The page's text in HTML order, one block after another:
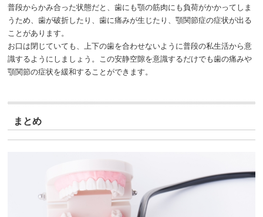
普段からかみ合った状態だと、歯にも顎の筋肉にも負荷がかかってしま
うため、歯が破折したり、歯に痛みが生じたり、顎関節症の症状が出る
ことがあります。
お口は閉じていても、上下の歯を合わせないように普段の私生活から意
識するようにしましょう。この安静空隙を意識するだけでも歯の痛みや
顎関節の症状を緩和することができます。
まとめ